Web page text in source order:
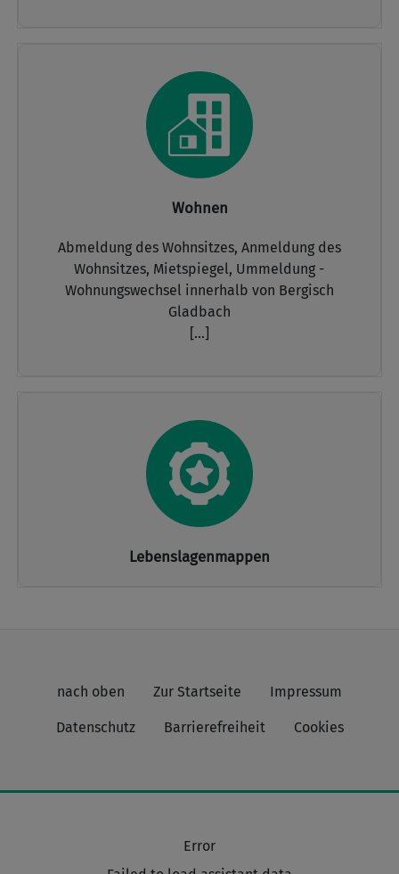
Wohnen
Abmeldung des Wohnsitzes, Anmeldung des
Wohnsitzes, Mietspiegel, Ummeldung -
Wohnungswechsel innerhalb von Bergisch
Gladbach
[...]
Lebenslagenmappen
nach oben Zur Startseite Impressum
Datenschutz Barrierefreiheit Cookies
Error